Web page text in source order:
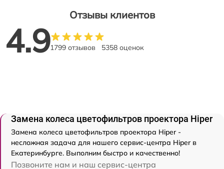
Отзывы клиентов
4.91799 отзывов 5358 оценок
Замена колеса цветофильтров проектора Hiper
Замена колеса цветофильтров проектора Hiper -
несложная задача для нашего сервис-центра Hiper в
Екатеринбурге. Выполним быстро и качественно!
Позвоните нам и наш сервис-центра